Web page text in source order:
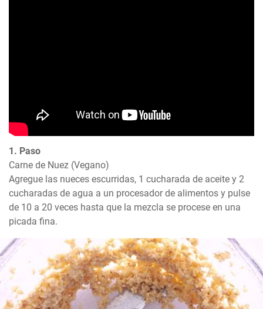
1. Paso
Carne de Nuez (Vegano)
Agregue las nueces escurridas, 1 cucharada de aceite y 2
cucharadas de agua a un procesador de alimentos y pulse
de 10 a 20 veces hasta que la mezcla se procese en una
picada fina.